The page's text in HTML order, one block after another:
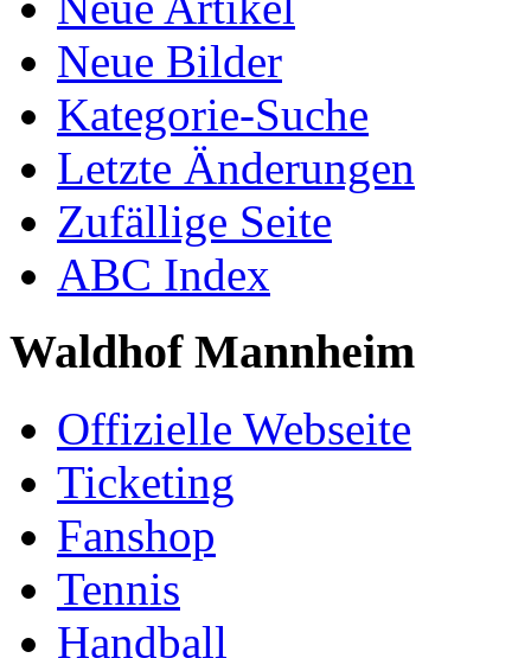
Neue Bilder
Kategorie-Suche
Letzte Änderungen
Zufällige Seite
ABC Index
Waldhof Mannheim
Offizielle Webseite
Ticketing
Fanshop
Tennis
Handball